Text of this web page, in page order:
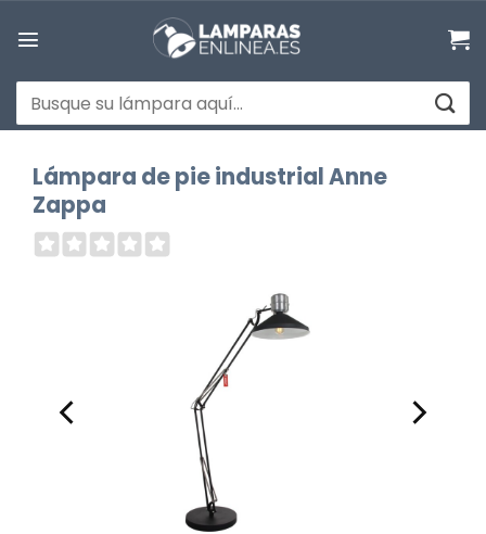
Buscar
por:
Lámpara de pie industrial Anne
Zappa